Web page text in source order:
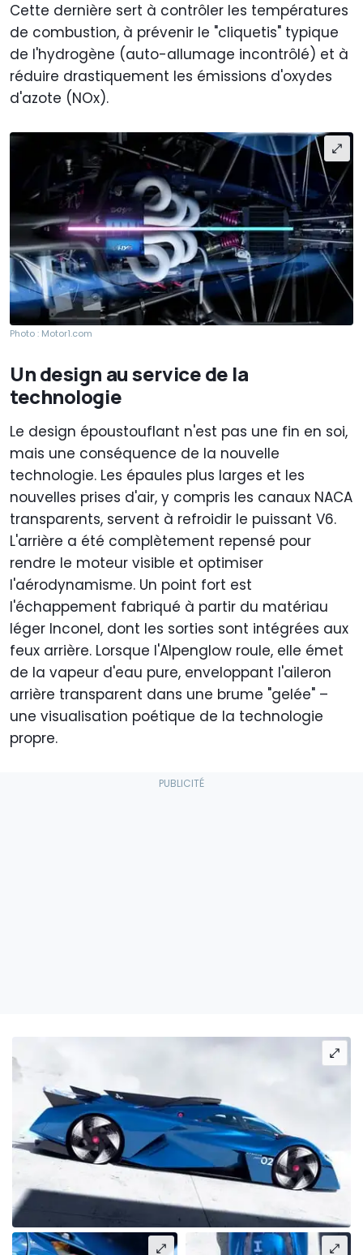
Cette dernière sert à contrôler les températures
de combustion, à prévenir le "cliquetis" typique
de l'hydrogène (auto-allumage incontrôlé) et à
réduire drastiquement les émissions d'oxydes
d'azote (NOx).
Photo : Motor1.com
Un design au service de la
technologie
Le design époustouflant n'est pas une fin en soi,
mais une conséquence de la nouvelle
technologie. Les épaules plus larges et les
nouvelles prises d'air, y compris les canaux NACA
transparents, servent à refroidir le puissant V6.
L'arrière a été complètement repensé pour
rendre le moteur visible et optimiser
l'aérodynamisme. Un point fort est
l'échappement fabriqué à partir du matériau
léger Inconel, dont les sorties sont intégrées aux
feux arrière. Lorsque l'Alpenglow roule, elle émet
de la vapeur d'eau pure, enveloppant l'aileron
arrière transparent dans une brume "gelée" –
une visualisation poétique de la technologie
propre.